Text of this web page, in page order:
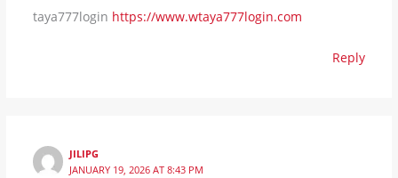
taya777login https://www.wtaya777login.com
Reply
JILIPG
JANUARY 19, 2026 AT 8:43 PM